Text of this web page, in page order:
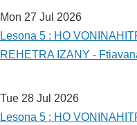
Mon 27 Jul 2026
Lesona 5 : HO
REHETRA IZANY -
Tue 28 Jul 2026
Lesona 5 : HO